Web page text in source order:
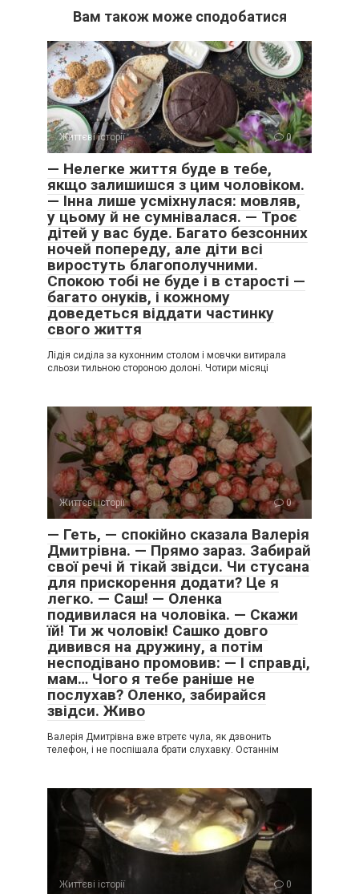
Вам також може сподобатися
Життєві історії 0
— Нелегке життя буде в тебе,
якщо залишишся з цим чоловіком.
— Інна лише усміхнулася: мовляв,
у цьому й не сумнівалася. — Троє
дітей у вас буде. Багато безсонних
ночей попереду, але діти всі
виростуть благополучними.
Спокою тобі не буде і в старості —
багато онуків, і кожному
доведеться віддати частинку
свого життя
Лідія сиділа за кухонним столом і мовчки витирала
сльози тильною стороною долоні. Чотири місяці
Життєві історії 0
— Геть, — спокійно сказала Валерія
Дмитрівна. — Прямо зараз. Забирай
свої речі й тікай звідси. Чи стусана
для прискорення додати? Це я
легко. — Саш! — Оленка
подивилася на чоловіка. — Скажи
їй! Ти ж чоловік! Сашко довго
дивився на дружину, а потім
несподівано промовив: — І справді,
мам… Чого я тебе раніше не
послухав? Оленко, забирайся
звідси. Живо
Валерія Дмитрівна вже втретє чула, як дзвонить
телефон, і не поспішала брати слухавку. Останнім
Життєві історії 0